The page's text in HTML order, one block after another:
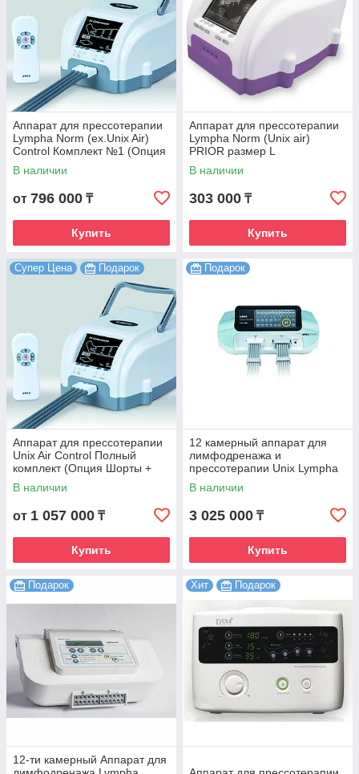
Аппарат для прессотерапии
Lympha Norm (ex.Unix Air)
Control Комплект №1 (Опция
талия + Опция рука)
В наличии
от 796 000 ₸
Купить
Аппарат для прессотерапии
Lympha Norm (Unix air)
PRIOR размер L
В наличии
303 000 ₸
Купить
Супер Цена Подарок
Аппарат для прессотерапии
Unix Air Control Полный
комплект (Опция Шорты +
Опция Рука 2 шт + Т
коннектор)
В наличии
от 1 057 000 ₸
Купить
Подарок
12 камерный аппарат для
лимфодренажа и
прессотерапии Unix Lympha
Master
В наличии
3 025 000 ₸
Купить
Подарок
12-ти камерный Аппарат для
Хит Подарок